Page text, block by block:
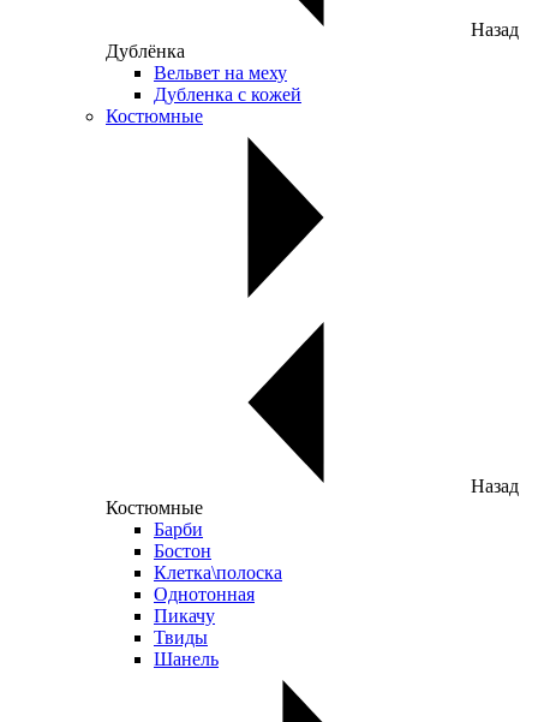
Назад
Дублёнка
Вельвет на меху
Дубленка с кожей
Костюмные
Назад
Костюмные
Барби
Бостон
Клетка\полоска
Однотонная
Пикачу
Твиды
Шанель